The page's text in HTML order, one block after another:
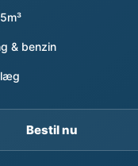
& benzin
Bestil nu